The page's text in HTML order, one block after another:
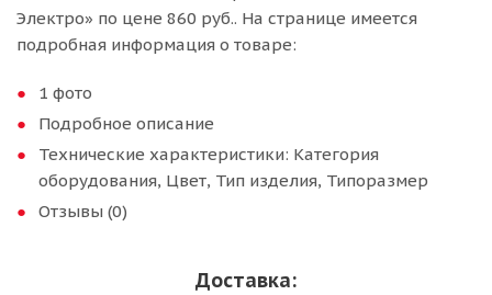
Электро» по цене 860 руб.. На странице имеется
подробная информация о товаре:
1 фото
Подробное описание
Технические характеристики: Категория
оборудования, Цвет, Тип изделия, Типоразмер
Отзывы (0)
Доставка: